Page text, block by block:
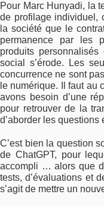
Pour Marc Hunyadi, la
de profilage individuel,
la société que le
permanence par les
produits
social s’érode. Les
concurrence ne sont
le numérique. Il faut au
avons besoin d’une
pour retrouver de la
d’aborder les questions
C’est bien la question
de ChatGPT, pour
accompli … alors que
tests, d’évaluations et
s’agit de mettre un